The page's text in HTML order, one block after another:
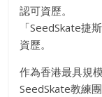
「SeedSkate捷
資歷。
作為香港最具規
SeedSkate教練